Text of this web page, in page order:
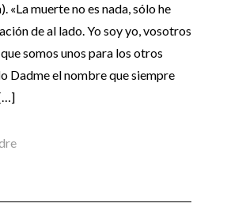
«La muerte no es nada, sólo he
de al lado. Yo soy yo, vosotros
somos unos para los otros
Dadme el nombre que siempre